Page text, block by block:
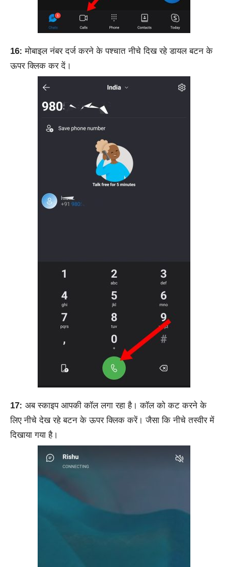
16: मोबाइल नंबर दर्ज करने के पश्चात नीचे दिख रहे डायल बटन के
ऊपर क्लिक कर दें।
17: अब स्काइप आपकी कॉल लगा रहा है। कॉल को कट करने के
लिए नीचे देख रहे बटन के ऊपर क्लिक करें। जैसा कि नीचे तस्वीर में
दिखाया गया है।